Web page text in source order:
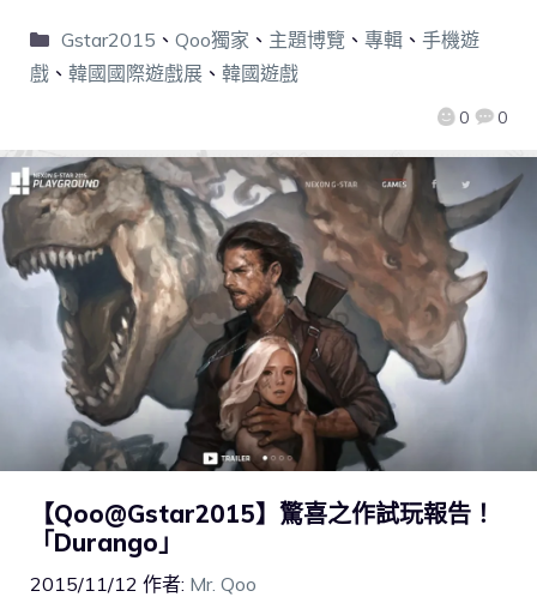
0 0
Gstar2015 、 Qoo獨家 、 主題博覽 、 專輯、 手機遊
戲 、 韓國國際遊戲展 、 韓國遊戲
【‪Qoo@Gstar2015‬】驚喜之作試玩報告！
「Durango」
2015/11/12 作者: Mr. Qoo